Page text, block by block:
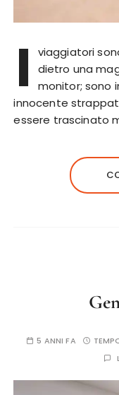
I
viaggiatori
dietro una
monitor; sono
innocente
essere trascinato
5 ANNI FA